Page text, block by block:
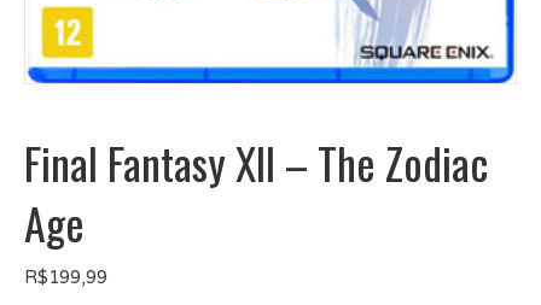
Final Fantasy XII – The Zodiac
Age
R$199,99